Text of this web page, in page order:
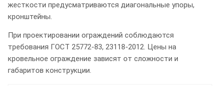
жесткости предусматриваются диагональные упоры,
кронштейны.
При проектировании ограждений соблюдаются
требования ГОСТ 25772-83, 23118-2012. Цены на
кровельное ограждение зависят от сложности и
габаритов конструкции.